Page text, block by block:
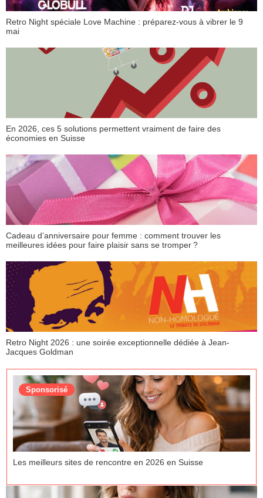
Retro Night spéciale Love Machine : préparez-vous à vibrer le 9
mai
En 2026, ces 5 solutions permettent vraiment de faire des
économies en Suisse
Cadeau d’anniversaire pour femme : comment trouver les
meilleures idées pour faire plaisir sans se tromper ?
Retro Night 2026 : une soirée exceptionnelle dédiée à Jean-
Jacques Goldman
Sponsorisé
Les meilleurs sites de rencontre en 2026 en Suisse